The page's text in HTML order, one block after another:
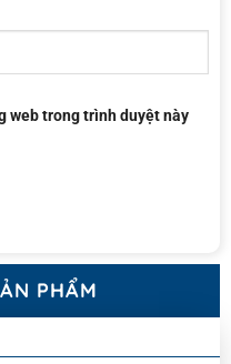
web trong trình duyệt này
PHẨM